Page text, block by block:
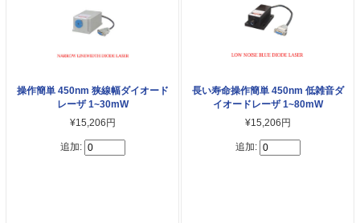
操作簡単 450nm 狭線幅ダイオード
レーザ 1~30mW
¥15,206円
追加:
長い寿命操作簡単 450nm 低雑音ダ
イオードレーザ 1~80mW
¥15,206円
追加: